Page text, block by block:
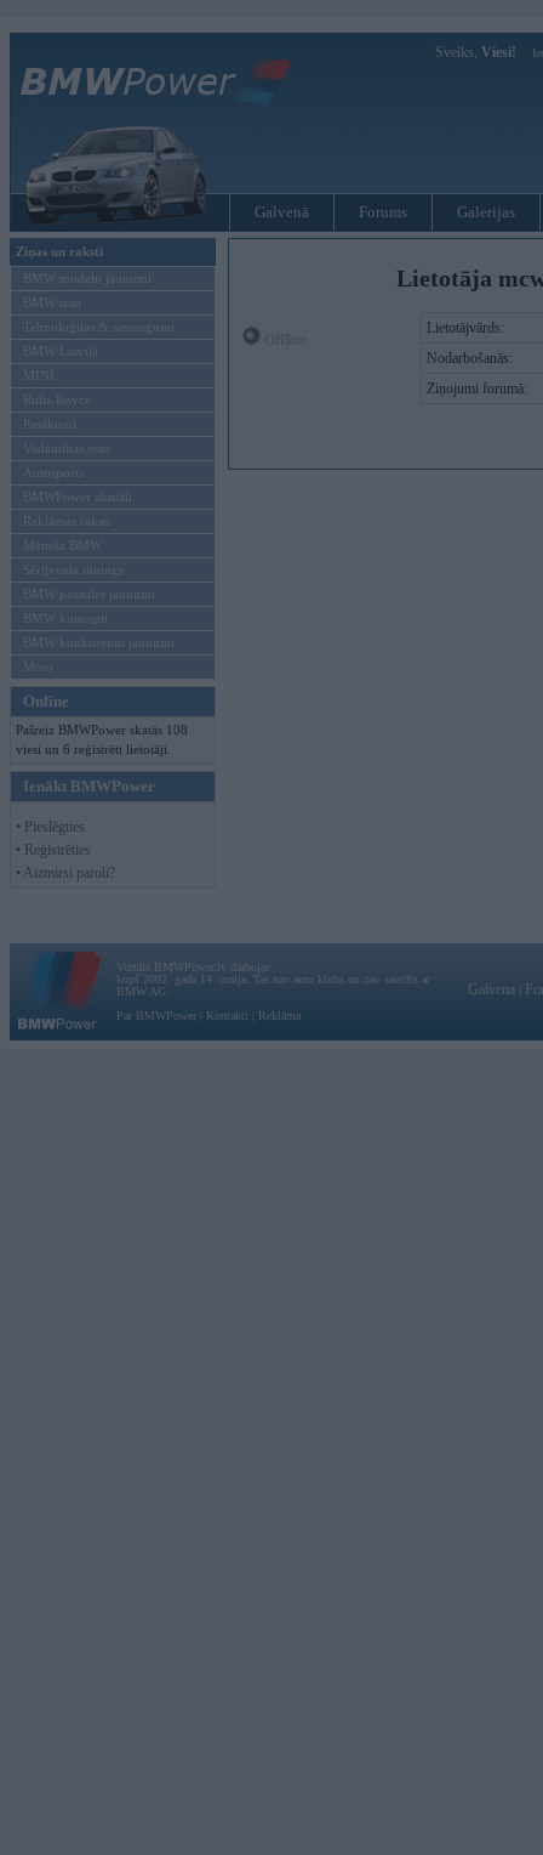
Sveiks, Viesi!
Galvenā Forums Galerijas
Ziņas un raksti
BMW modeļu jaunumi
BMW testi
Tehnoloģijas & sasniegumi
BMW Latvijā
MINI
Rolls-Royce
Pasākumi
Vadāmības tests
Autosports
BMWPower aktuāli
Reklāmas raksti
Mēneša BMW
Sērijveida tūnings
BMW pasaules jaunumi
BMW koncepti
BMW konkurentu jaunumi
Moto
Online
Pašreiz BMWPower skatās 108
viesi un 6 reģistrēti lietotāji.
Ienākt BMWPower
• Pieslēgties
• Reģistrēties
• Aizmirsi paroli?
Lietotāja
Lietotājvārds:
Nodarbošanās:
Ziņojumi forumā:
Vortāls BMWPower.lv darbojas
kopš 2002. gada 14. maija. Tas nav auto klubs un nav saistīts ar
BMW AG.
Par BMWPower
Kontakti Reklāma
Galvena